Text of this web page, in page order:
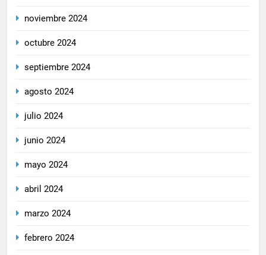
noviembre 2024
octubre 2024
septiembre 2024
agosto 2024
julio 2024
junio 2024
mayo 2024
abril 2024
marzo 2024
febrero 2024